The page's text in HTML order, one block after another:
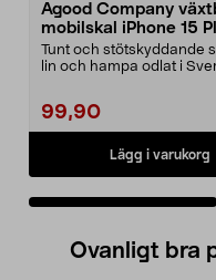
Agood Company
mobilskal iPhone 15
Tunt och stötskyddande
lin och hampa odlat i
99,90
Lägg i varukorg
Ovanligt bra